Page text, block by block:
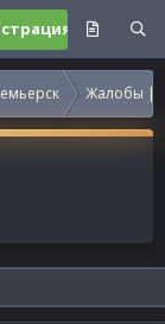
Жалобы |